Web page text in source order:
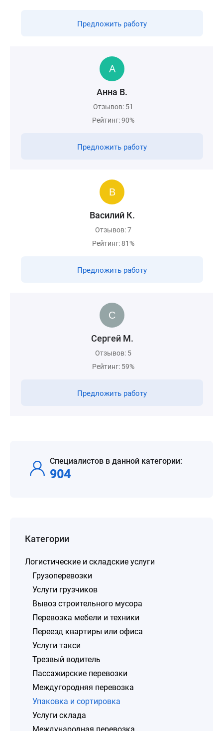
Предложить работу
Анна В.
Отзывов: 51
Рейтинг: 90%
Предложить работу
Василий К.
Отзывов: 7
Рейтинг: 81%
Предложить работу
Сергей М.
Отзывов: 5
Рейтинг: 59%
Предложить работу
Специалистов в данной категории:
904
Категории
Логистические и складские услуги
Грузоперевозки
Услуги грузчиков
Вывоз строительного мусора
Перевозка мебели и техники
Переезд квартиры или офиса
Услуги такси
Трезвый водитель
Пассажирские перевозки
Междугородняя перевозка
Упаковка и сортировка
Услуги склада